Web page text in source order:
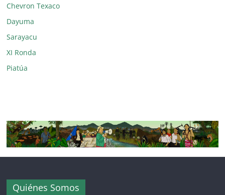
Chevron Texaco
Dayuma
Sarayacu
XI Ronda
Piatúa
Quiénes Somos